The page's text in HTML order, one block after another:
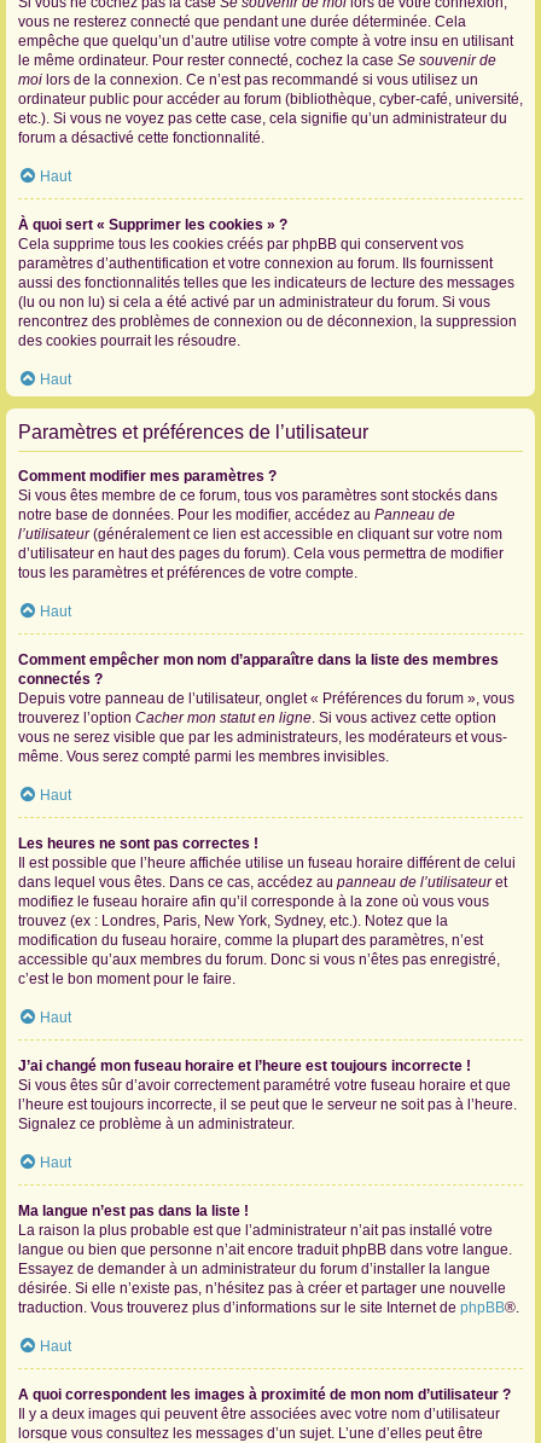
vous ne resterez connecté que pendant une durée déterminée. Cela
empêche que quelqu’un d’autre utilise votre compte à votre insu en utilisant
le même ordinateur. Pour rester connecté, cochez la case Se souvenir de
moi lors de la connexion. Ce n’est pas recommandé si vous utilisez un
ordinateur public pour accéder au forum (bibliothèque, cyber-café, université,
etc.). Si vous ne voyez pas cette case, cela signifie qu’un administrateur du
forum a désactivé cette fonctionnalité.
Haut
À quoi sert « Supprimer les cookies » ?
Cela supprime tous les cookies créés par phpBB qui conservent vos
paramètres d’authentification et votre connexion au forum. Ils fournissent
aussi des fonctionnalités telles que les indicateurs de lecture des messages
(lu ou non lu) si cela a été activé par un administrateur du forum. Si vous
rencontrez des problèmes de connexion ou de déconnexion, la suppression
des cookies pourrait les résoudre.
Haut
Paramètres et préférences de l’utilisateur
Comment modifier mes paramètres ?
Si vous êtes membre de ce forum, tous vos paramètres sont stockés dans
notre base de données. Pour les modifier, accédez au Panneau de
l’utilisateur(généralement ce lien est accessible en cliquant sur votre nom
d’utilisateur en haut des pages du forum). Cela vous permettra de modifier
tous les paramètres et préférences de votre compte.
Haut
Comment empêcher mon nom d’apparaître dans la liste des membres
connectés ?
Depuis votre panneau de l’utilisateur, onglet « Préférences du forum », vous
trouverez l’option Cacher mon statut en ligne. Si vous activez cette option
vous ne serez visible que par les administrateurs, les modérateurs et vous-
même. Vous serez compté parmi les membres invisibles.
Haut
Les heures ne sont pas correctes !
Il est possible que l’heure affichée utilise un fuseau horaire différent de celui
dans lequel vous êtes. Dans ce cas, accédez au panneau de l’utilisateuret
modifiez le fuseau horaire afin qu’il corresponde à la zone où vous vous
trouvez (ex : Londres, Paris, New York, Sydney, etc.). Notez que la
modification du fuseau horaire, comme la plupart des paramètres, n’est
accessible qu’aux membres du forum. Donc si vous n’êtes pas enregistré,
c’est le bon moment pour le faire.
Haut
J’ai changé mon fuseau horaire et l’heure est toujours incorrecte !
Si vous êtes sûr d’avoir correctement paramétré votre fuseau horaire et que
l’heure est toujours incorrecte, il se peut que le serveur ne soit pas à l’heure.
Signalez ce problème à un administrateur.
Haut
Ma langue n’est pas dans la liste !
La raison la plus probable est que l’administrateur n’ait pas installé votre
langue ou bien que personne n’ait encore traduit phpBB dans votre langue.
Essayez de demander à un administrateur du forum d’installer la langue
désirée. Si elle n’existe pas, n’hésitez pas à créer et partager une nouvelle
traduction. Vous trouverez plus d’informations sur le site Internet de phpBB®.
Haut
A quoi correspondent les images à proximité de mon nom d’utilisateur ?
Il y a deux images qui peuvent être associées avec votre nom d’utilisateur
lorsque vous consultez les messages d’un sujet. L’une d’elles peut être